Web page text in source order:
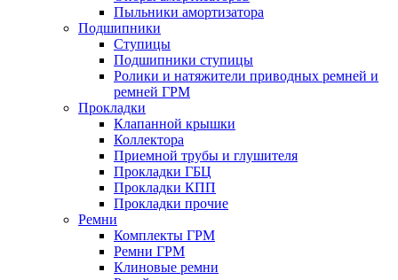
Пыльники амортизатора
Подшипники
Ступицы
Подшипники ступицы
Ролики и натяжители приводных ремней и
ремней ГРМ
Прокладки
Клапанной крышки
Коллектора
Приемной трубы и глушителя
Прокладки ГБЦ
Прокладки КПП
Прокладки прочие
Ремни
Комплекты ГРМ
Ремни ГРМ
Клиновые ремни